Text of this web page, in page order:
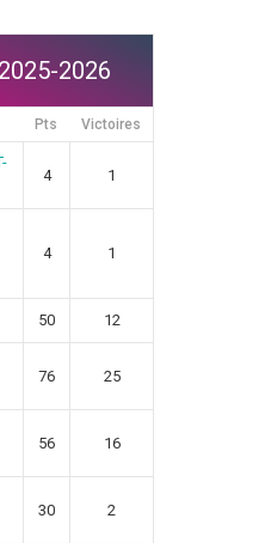
2026
Pts Victoires
4 1
4 1
50 12
76 25
56 16
30 2